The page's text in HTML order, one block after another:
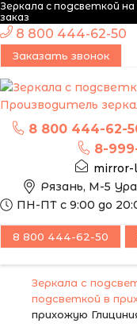
Зеркала с подсветкой на
заказ
Производитель
8 800 444-62-
8-
mirror-
Рязань, М-5
ПН-ПТ с 9:00 до
8 800 444-62-50
Заказать звонок
8 800 444-62-50
Зеркала с
подсветкой в
прихожую
ЭТО ЗЕРКАЛО МЫ
МОЖЕМ ИЗГОТОВИТЬ
ПО ВАШИМ
-